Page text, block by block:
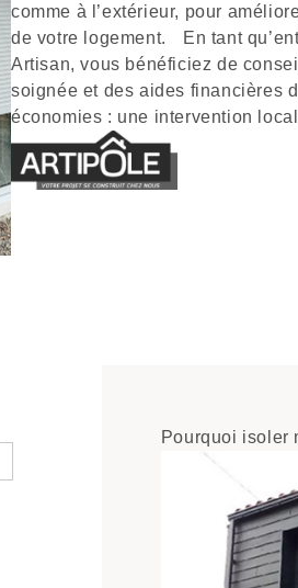
comme à l’extérieur, pour
de votre logement. En tant
Artisan, vous bénéficiez de
soignée et des aides financières
économies : une intervention
Pourquoi isoler